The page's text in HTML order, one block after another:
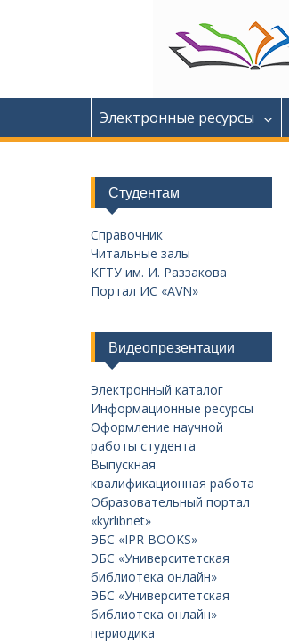
Электронные ресурсы
Студентам
Справочник
Читальные залы
КГТУ им. И. Раззакова
Портал ИС «AVN»
Видеопрезентации
Электронный каталог
Информационные ресурсы
Оформление научной
работы студента
Выпускная
квалификационная работа
Образовательный портал
«kyrlibnet»
ЭБС «IPR BOOKS»
ЭБС «Университетская
библиотека онлайн»
ЭБС «Университетская
библиотека онлайн»
периодика